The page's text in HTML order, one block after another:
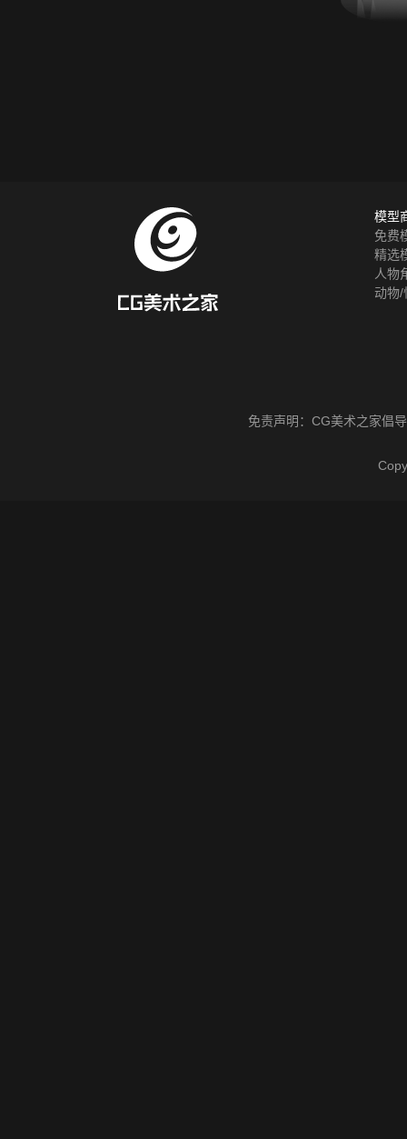
模型
免费
精选
人物
动物/
免责声明： CG美术之家倡